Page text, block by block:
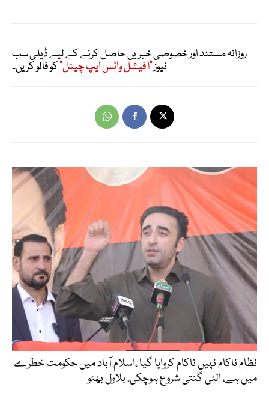
روزانہ مستند اور خصوصی خبریں حاصل کرنے کے لیے ڈیلی سب
نیوز"آفیشل واٹس ایپ چینل"کو فالو کریں۔
نظام ناکام نہیں ناکام کروایا گیا ،اسلام آباد میں حکومت خطرے
میں ہے، الٹی گنتی شروع ہوچکی، بلاول بھٹو